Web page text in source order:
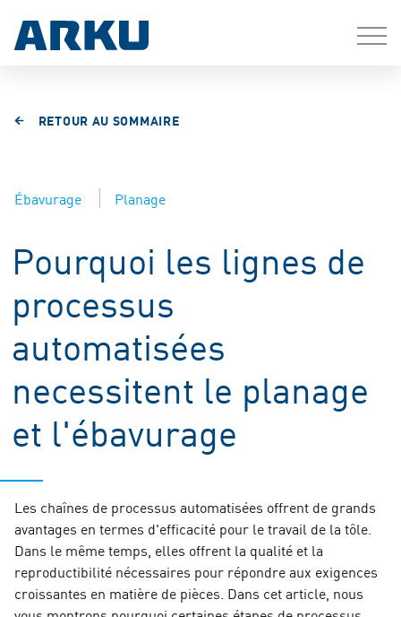
RETOUR AU SOMMAIRE
Ébavurage Planage
Pourquoi les lignes de
processus
automatisées
necessitent le planage
et l'ébavurage
Les chaînes de processus automatisées offrent de grands
avantages en termes d'efficacité pour le travail de la tôle.
Dans le même temps, elles offrent la qualité et la
reproductibilité nécessaires pour répondre aux exigences
croissantes en matière de pièces. Dans cet article, nous